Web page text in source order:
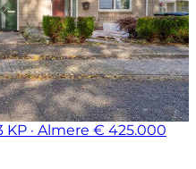
KP · Almere € 425.000